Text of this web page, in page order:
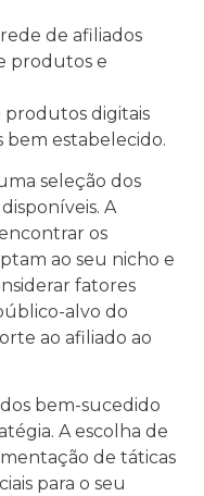
de afiliados
produtos e
produtos digitais
estabelecido.
seleção dos
A
os
ao seu nicho e
fatores
alvo do
ao afiliado ao
bem-sucedido
A escolha de
de táticas
para o seu